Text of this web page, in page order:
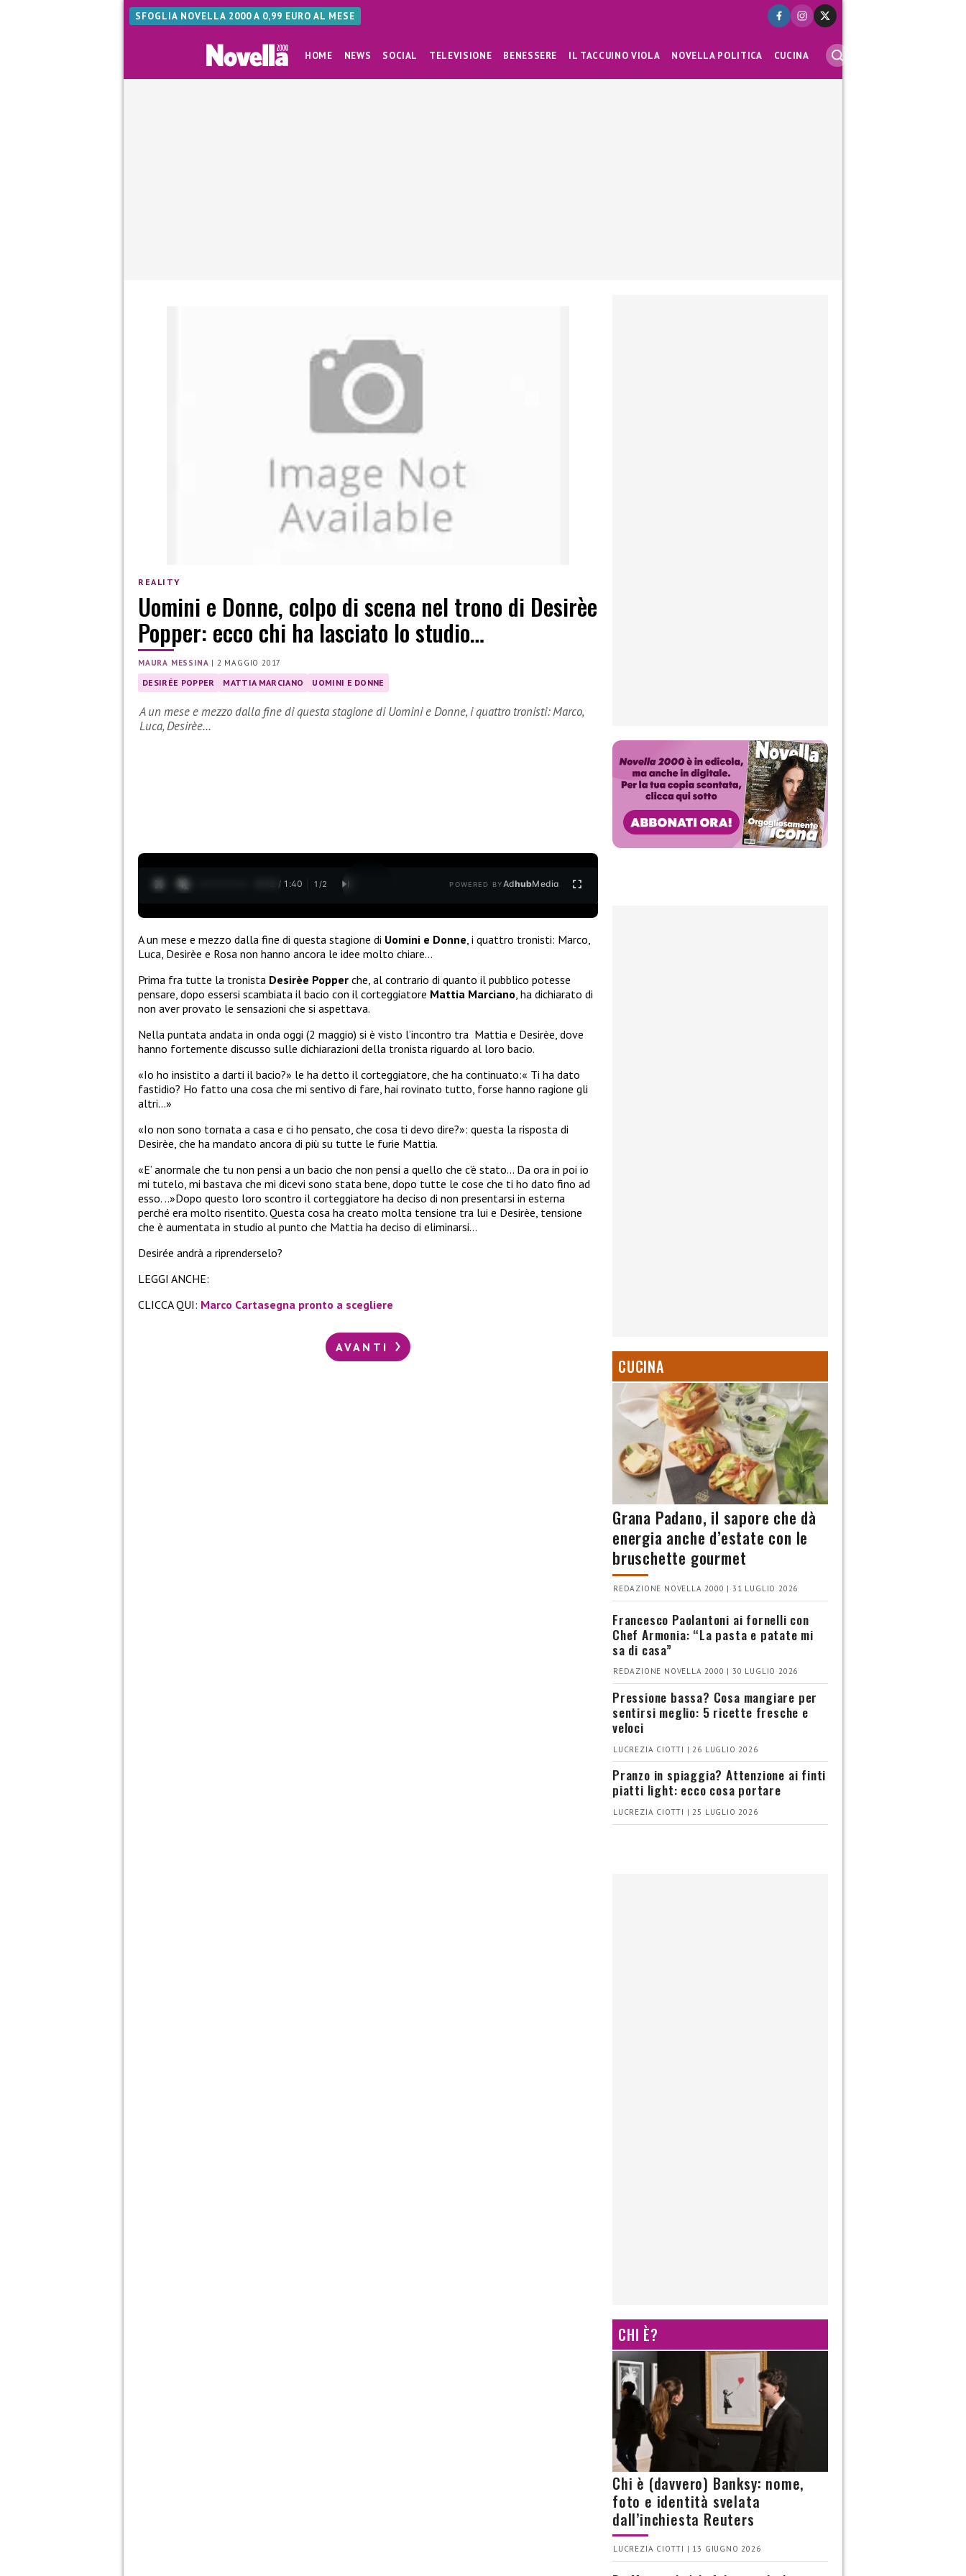
SFOGLIA NOVELLA 2000 A 0,99 EURO AL MESE
HOME NEWS SOCIAL TELEVISIONE BENESSERE IL TACCUINO VIOLA NOVELLA POLITICA CUCINA
REALITY
Uomini e Donne, colpo di scena nel trono di Desirèe
Popper: ecco chi ha lasciato lo studio…
MAURA MESSINA | 2 MAGGIO 2017
DESIRÉE POPPER MATTIA MARCIANO UOMINI E DONNE
A un mese e mezzo dalla fine di questa stagione di Uomini e Donne, i quattro tronisti: Marco,
Luca, Desirèe…
0:13 / 1:40 1 /2 POWERED BYAdhubMedia
A un mese e mezzo dalla fine di questa stagione di Uomini e Donne , i quattro tronisti: Marco,
Luca, Desirèe e Rosa non hanno ancora le idee molto chiare…
Prima fra tutte la tronista Desirèe Popper che, al contrario di quanto il pubblico potesse
pensare, dopo essersi scambiata il bacio con il corteggiatore Mattia Marciano , ha dichiarato di
non aver provato le sensazioni che si aspettava.
Nella puntata andata in onda oggi (2 maggio) si è visto l’incontro tra Mattia e Desirèe, dove
hanno fortemente discusso sulle dichiarazioni della tronista riguardo al loro bacio.
«Io ho insistito a darti il bacio?» le ha detto il corteggiatore, che ha continuato:« Ti ha dato
fastidio? Ho fatto una cosa che mi sentivo di fare, hai rovinato tutto, forse hanno ragione gli
altri…»
«Io non sono tornata a casa e ci ho pensato, che cosa ti devo dire?»: questa la risposta di
Desirèe, che ha mandato ancora di più su tutte le furie Mattia.
«E’ anormale che tu non pensi a un bacio che non pensi a quello che c’è stato… Da ora in poi io
mi tutelo, mi bastava che mi dicevi sono stata bene, dopo tutte le cose che ti ho dato fino ad
esso. ..»Dopo questo loro scontro il corteggiatore ha deciso di non presentarsi in esterna
perché era molto risentito. Questa cosa ha creato molta tensione tra lui e Desirèe, tensione
che è aumentata in studio al punto che Mattia ha deciso di eliminarsi…
Desirée andrà a riprenderselo?
LEGGI ANCHE:
CLICCA QUI: Marco Cartasegna pronto a scegliere
AVANTI
CUCINA
Grana Padano, il sapore che dà
energia anche d’estate con le
bruschette gourmet
REDAZIONE NOVELLA 2000 | 31 LUGLIO 2026
Francesco Paolantoni ai fornelli con
Chef Armonia: “La pasta e patate mi
sa di casa”
REDAZIONE NOVELLA 2000 | 30 LUGLIO 2026
Pressione bassa? Cosa mangiare per
sentirsi meglio: 5 ricette fresche e
veloci
LUCREZIA CIOTTI | 26 LUGLIO 2026
Pranzo in spiaggia? Attenzione ai finti
piatti light: ecco cosa portare
LUCREZIA CIOTTI | 25 LUGLIO 2026
CHI È?
Chi è (davvero) Banksy: nome,
foto e identità svelata
dall’inchiesta Reuters
LUCREZIA CIOTTI | 13 GIUGNO 2026